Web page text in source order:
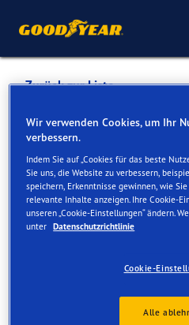
Zurück zur Liste
AUTO
Dienste online und vor Ort
Kontakt Serviceleistungen
Wir verwenden Cookies, um Ihr
verbessern.
Indem Sie auf „Cookies für das beste
Sie uns, die Website zu verbessern,
speichern, Erkenntnisse gewinnen, wie
relevante Inhalte anzeigen. Ihre Cookie-
unseren „Cookie-Einstellungen“ ändern.
unter Datenschutzrichtlinie
Cookie-
Alle